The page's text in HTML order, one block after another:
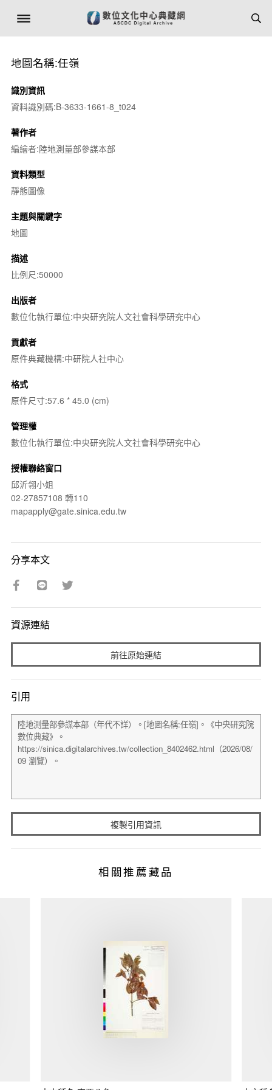
地圖名稱:任嶺
識別資訊
資料識別碼:B-3633-1661-8_t024
著作者
編繪者:陸地測量部參謀本部
資料類型
靜態圖像
主題與關鍵字
地圖
描述
比例尺:50000
出版者
數位化執行單位:中央研究院人文社會科學研究中心
貢獻者
原件典藏機構:中研院人社中心
格式
原件尺寸:57.6 * 45.0 (cm)
管理權
數位化執行單位:中央研究院人文社會科學研究中心
授權聯絡窗口
邱沂翎小姐
02-27857108 轉110
mapapply@gate.sinica.edu.tw
分享本文
資源連結
前往原始連結
引用
複製引用資訊
相關推薦藏品